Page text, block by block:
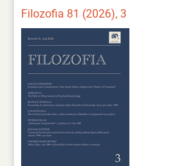
Filozofia 81 (2026), 3